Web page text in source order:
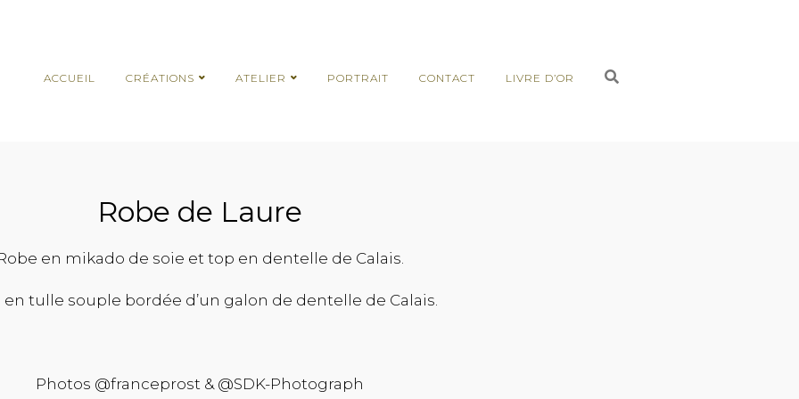
ACCUEIL CRÉATIONS ATELIER PORTRAIT CONTACT LIVRE D’OR
Robe de Laure
en mikado de soie et top en dentelle de Calais.
en tulle souple bordée d’un galon de dentelle de Calais.
Photos @franceprost & @SDK-Photograph